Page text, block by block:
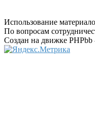
Использование
По вопросам
Создан на движке